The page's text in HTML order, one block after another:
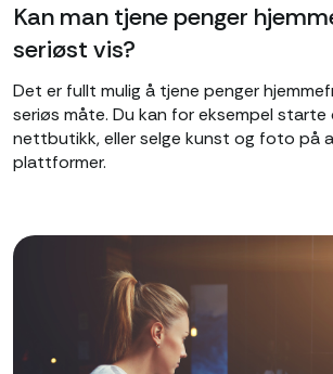
Kan man tjene penger
seriøst vis?
Det er fullt mulig å tjene penger
seriøs måte. Du kan for eksempel starte
nettbutikk, eller selge kunst og foto på
plattformer.